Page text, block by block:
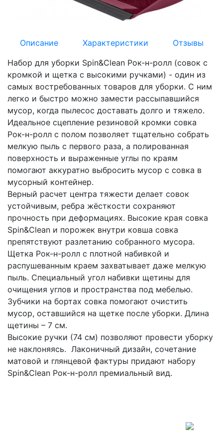
Описание Характеристики
Отзывы
Набор для уборки Spin&Clean Рок-н-ролл (совок с
кромкой и щетка с высокими ручками) - один из
самых востребованных товаров для уборки. С ним
легко и быстро можно замести рассыпавшийся
мусор, когда пылесос доставать долго и тяжело.
Идеальное сцепление резиновой кромки совка
Рок-н-ролл с полом позволяет тщательно собрать
мелкую пыль с первого раза, а полированная
поверхность и выраженные углы по краям
помогают аккуратно выбросить мусор с совка в
мусорный контейнер.
Верный расчет центра тяжести делает совок
устойчивым, ребра жёсткости сохраняют
прочность при деформациях. Высокие края совка
Spin&Clean и порожек внутри ковша совка
препятствуют разлетанию собранного мусора.
Щетка Рок-н-ролл с плотной набивкой и
распушеванным краем захватывает даже мелкую
пыль. Специальный угол набивки щетины для
очищения углов и пространства под мебелью.
Зубчики на бортах совка помогают очистить
мусор, оставшийся на щетке после уборки. Длина
щетины – 7 см.
Высокие ручки (74 см) позволяют провести уборку
не наклоняясь. Лаконичный дизайн, сочетание
матовой и глянцевой фактуры придают набору
Spin&Clean Рок-н-ролл премиальный вид.